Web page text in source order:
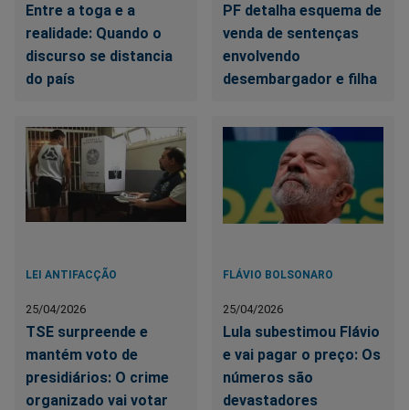
Entre a toga e a
realidade: Quando o
discurso se distancia
do país
PF detalha esquema de
venda de sentenças
envolvendo
desembargador e filha
LEI ANTIFACÇÃO
25/04/2026
TSE surpreende e
mantém voto de
presidiários: O crime
organizado vai votar
FLÁVIO BOLSONARO
25/04/2026
Lula subestimou Flávio
e vai pagar o preço: Os
números são
devastadores